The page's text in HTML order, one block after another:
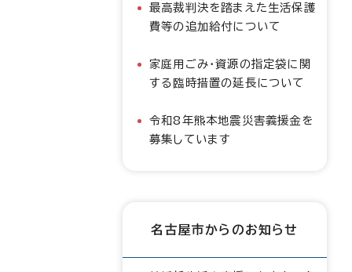
最高裁判決を踏まえた生活保護
費等の追加給付について
家庭用ごみ・資源の指定袋に関
する臨時措置の延長について
令和8年熊本地震災害義援金を
募集しています
名古屋市からのお知らせ